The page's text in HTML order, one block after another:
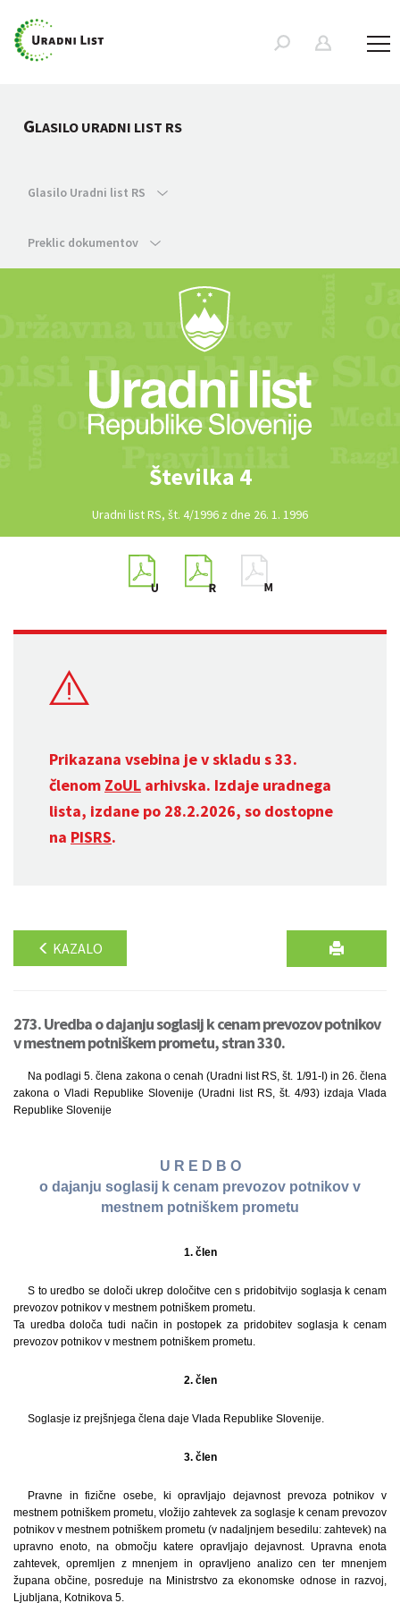
GLASILO URADNI LIST RS
Glasilo Uradni list RS
Preklic dokumentov
Številka 4
Uradni list RS, št. 4/1996 z dne 26. 1. 1996
Prikazana vsebina je v skladu s 33.
členom ZoUL arhivska. Izdaje uradnega
lista, izdane po 28.2.2026, so dostopne
na PISRS.
KAZALO
273. Uredba o dajanju soglasij k cenam prevozov potnikov
v mestnem potniškem prometu, stran 330.
Na podlagi 5. člena zakona o cenah (Uradni list RS, št. 1/91-I) in 26. člena
zakona o Vladi Republike Slovenije (Uradni list RS, št. 4/93) izdaja Vlada
Republike Slovenije
U R E D B O
o dajanju soglasij k cenam prevozov potnikov v
mestnem potniškem prometu
1. člen
S to uredbo se določi ukrep določitve cen s pridobitvijo soglasja k cenam
prevozov potnikov v mestnem potniškem prometu.
Ta uredba določa tudi način in postopek za pridobitev soglasja k cenam
prevozov potnikov v mestnem potniškem prometu.
2. člen
Soglasje iz prejšnjega člena daje Vlada Republike Slovenije.
3. člen
Pravne in fizične osebe, ki opravljajo dejavnost prevoza potnikov v
mestnem potniškem prometu, vložijo zahtevek za soglasje k cenam prevozov
potnikov v mestnem potniškem prometu (v nadaljnjem besedilu: zahtevek) na
upravno enoto, na območju katere opravljajo dejavnost. Upravna enota
zahtevek, opremljen z mnenjem in opravljeno analizo cen ter mnenjem
župana občine, posreduje na Ministrstvo za ekonomske odnose in razvoj,
Ljubljana, Kotnikova 5.